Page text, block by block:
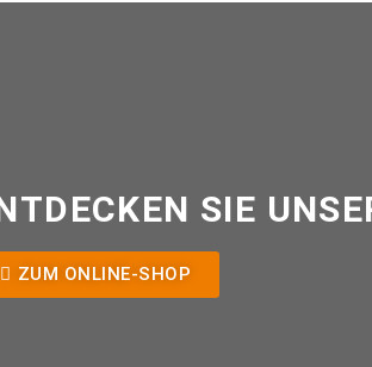
SIE
ZUM ONLINE-SHOP